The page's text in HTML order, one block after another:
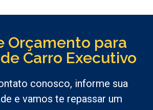
Orçamento para
Carro Executivo
conosco, informe sua
e vamos te repassar um